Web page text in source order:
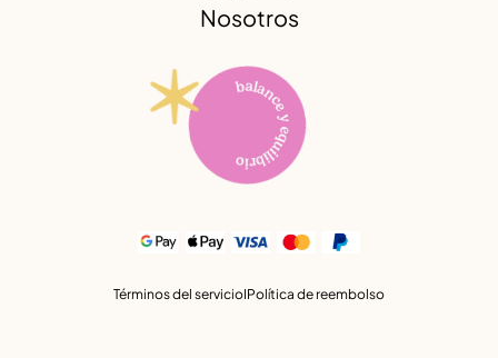
Nosotros
Términos del servicioIPolítica de reembolso